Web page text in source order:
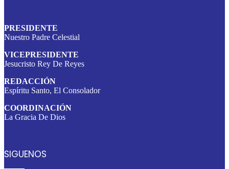
PRESIDENTE
Nuestro Padre Celestial
VICEPRESIDENTE
Jesucristo Rey De Reyes
REDACCIÓN
Espíritu Santo, El Consolador
COORDINACIÓN
La Gracia De Dios
SIGUENOS